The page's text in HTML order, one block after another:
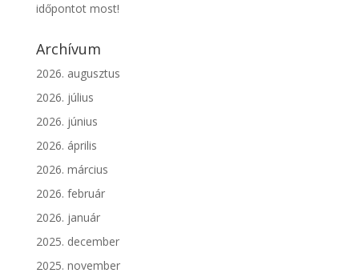
időpontot most!
Archívum
2026. augusztus
2026. július
2026. június
2026. április
2026. március
2026. február
2026. január
2025. december
2025. november